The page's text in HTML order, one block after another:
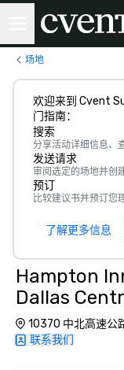
场地
欢迎来到 Cvent
门指南：
搜索
分享活动详细信息、
发送请求
审阅选定的场地并创
预订
比较建议书并预订您
了解更多信息
Hampton
Dallas
10370 中北高速公
联系我们